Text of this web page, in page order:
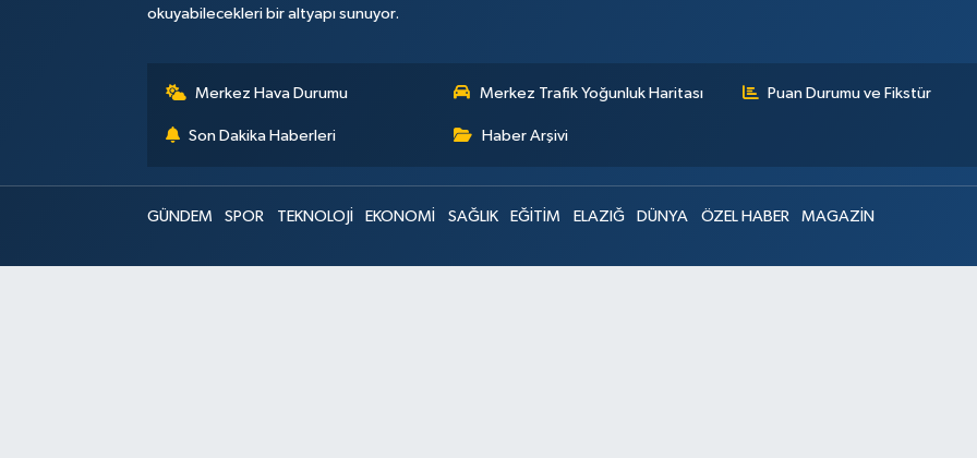
okuyabilecekleri bir altyapı sunuyor.
Merkez Hava Durumu Merkez Trafik Yoğunluk Haritası Puan Durumu ve Fikstür
Son Dakika Haberleri Haber Arşivi
GÜNDEM SPOR TEKNOLOJİ EKONOMİ SAĞLIK EĞİTİM ELAZIĞ DÜNYA ÖZEL HABER MAGAZİN